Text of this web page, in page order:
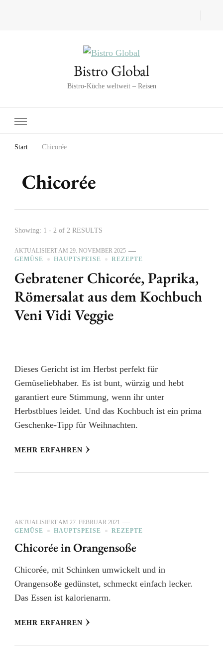
Bistro Global
Bistro-Küche weltweit – Reisen
Start Chicorée
Chicorée
Showing: 1 - 2 of 2 RESULTS
AKTUALISIERT AM 29. NOVEMBER 2025
GEMÜSE
HAUPTSPEISE REZEPTE
Gebratener Chicorée, Paprika,
Römersalat aus dem Kochbuch
Veni Vidi Veggie
Dieses Gericht ist im Herbst perfekt für
Gemüseliebhaber. Es ist bunt, würzig und hebt
garantiert eure Stimmung, wenn ihr unter
Herbstblues leidet. Und das Kochbuch ist ein prima
Geschenke-Tipp für Weihnachten.
MEHR ERFAHREN
AKTUALISIERT AM 27. FEBRUAR 2021
GEMÜSE
HAUPTSPEISE REZEPTE
Chicorée in Orangensoße
Chicorée, mit Schinken umwickelt und in
Orangensoße gedünstet, schmeckt einfach lecker.
Das Essen ist kalorienarm.
MEHR ERFAHREN